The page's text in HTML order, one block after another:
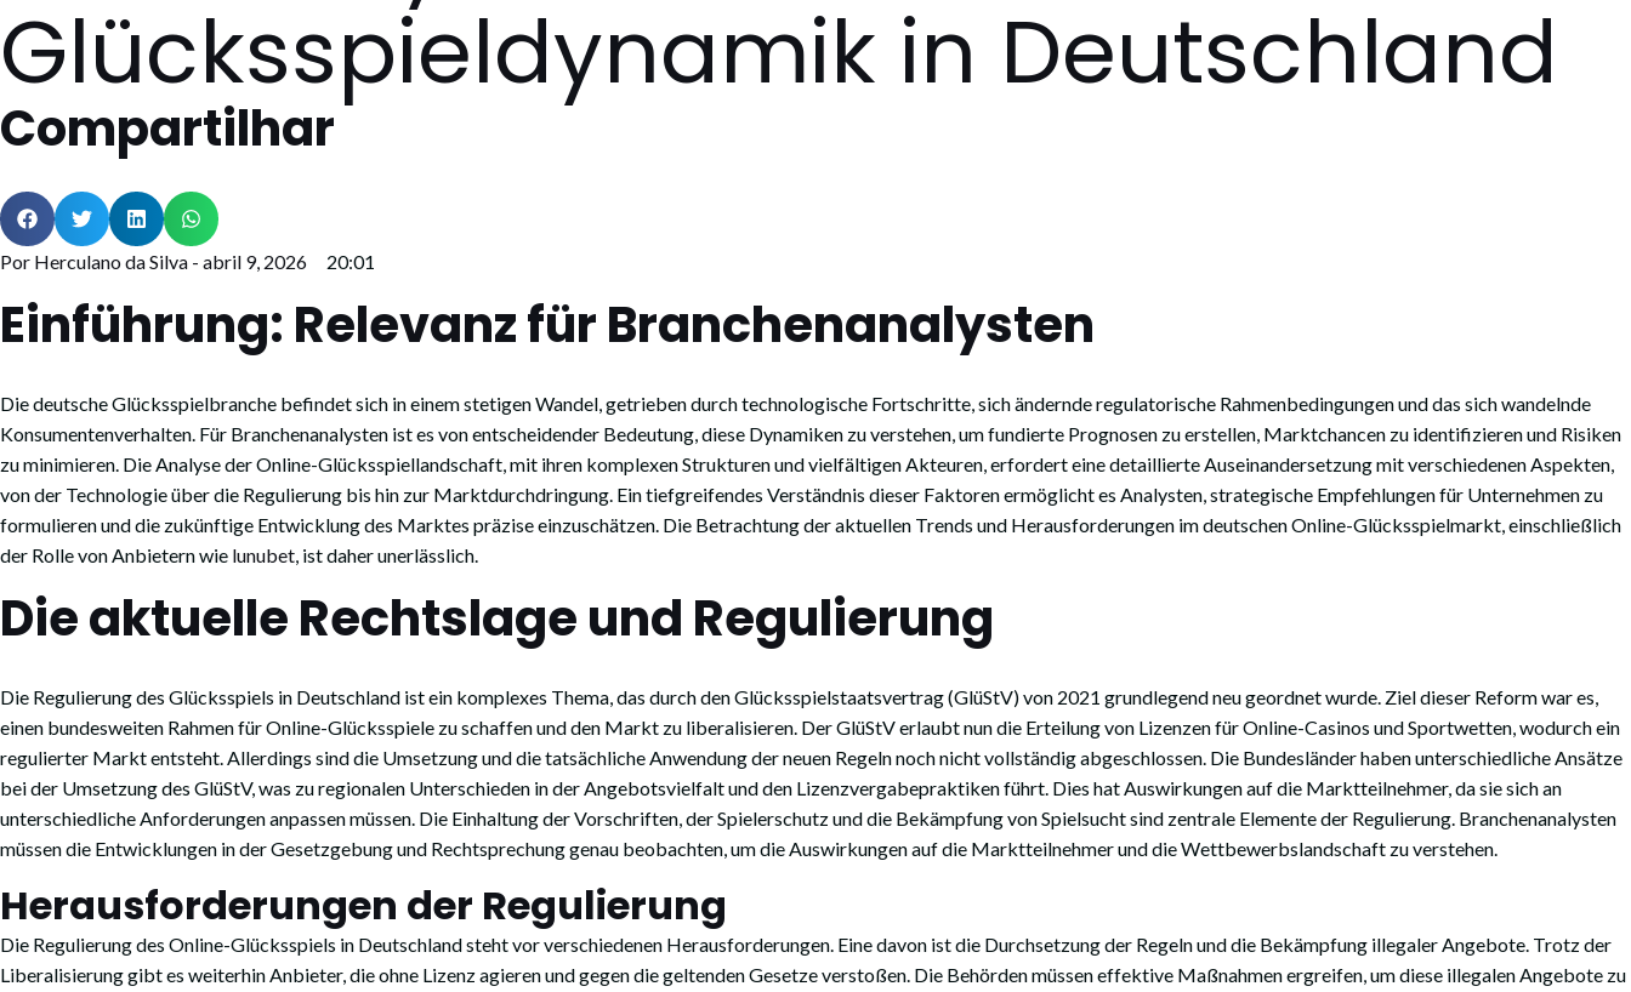
Glücksspieldynamik in Deutschland
Compartilhar
Por Herculano da Silva - abril 9, 2026 20:01
Einführung: Relevanz für Branchenanalysten
Die deutsche Glücksspielbranche befindet sich in einem stetigen Wandel, getrieben durch technologische Fortschritte, sich ändernde regulatorische Rahmenbedingungen und das sich wandelnde
Konsumentenverhalten. Für Branchenanalysten ist es von entscheidender Bedeutung, diese Dynamiken zu verstehen, um fundierte Prognosen zu erstellen, Marktchancen zu identifizieren und Risiken
zu minimieren. Die Analyse der Online-Glücksspiellandschaft, mit ihren komplexen Strukturen und vielfältigen Akteuren, erfordert eine detaillierte Auseinandersetzung mit verschiedenen Aspekten,
von der Technologie über die Regulierung bis hin zur Marktdurchdringung. Ein tiefgreifendes Verständnis dieser Faktoren ermöglicht es Analysten, strategische Empfehlungen für Unternehmen zu
formulieren und die zukünftige Entwicklung des Marktes präzise einzuschätzen. Die Betrachtung der aktuellen Trends und Herausforderungen im deutschen Online-Glücksspielmarkt, einschließlich
der Rolle von Anbietern wie lunubet, ist daher unerlässlich.
Die aktuelle Rechtslage und Regulierung
Die Regulierung des Glücksspiels in Deutschland ist ein komplexes Thema, das durch den Glücksspielstaatsvertrag (GlüStV) von 2021 grundlegend neu geordnet wurde. Ziel dieser Reform war es,
einen bundesweiten Rahmen für Online-Glücksspiele zu schaffen und den Markt zu liberalisieren. Der GlüStV erlaubt nun die Erteilung von Lizenzen für Online-Casinos und Sportwetten, wodurch ein
regulierter Markt entsteht. Allerdings sind die Umsetzung und die tatsächliche Anwendung der neuen Regeln noch nicht vollständig abgeschlossen. Die Bundesländer haben unterschiedliche Ansätze
bei der Umsetzung des GlüStV, was zu regionalen Unterschieden in der Angebotsvielfalt und den Lizenzvergabepraktiken führt. Dies hat Auswirkungen auf die Marktteilnehmer, da sie sich an
unterschiedliche Anforderungen anpassen müssen. Die Einhaltung der Vorschriften, der Spielerschutz und die Bekämpfung von Spielsucht sind zentrale Elemente der Regulierung. Branchenanalysten
müssen die Entwicklungen in der Gesetzgebung und Rechtsprechung genau beobachten, um die Auswirkungen auf die Marktteilnehmer und die Wettbewerbslandschaft zu verstehen.
Herausforderungen der Regulierung
Die Regulierung des Online-Glücksspiels in Deutschland steht vor verschiedenen Herausforderungen. Eine davon ist die Durchsetzung der Regeln und die Bekämpfung illegaler Angebote. Trotz der
Liberalisierung gibt es weiterhin Anbieter, die ohne Lizenz agieren und gegen die geltenden Gesetze verstoßen. Die Behörden müssen effektive Maßnahmen ergreifen, um diese illegalen Angebote zu